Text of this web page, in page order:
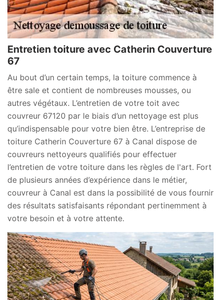
Entretien toiture avec Catherin Couverture
67
Au bout d’un certain temps, la toiture commence à
être sale et contient de nombreuses mousses, ou
autres végétaux. L’entretien de votre toit avec
couvreur 67120 par le biais d’un nettoyage est plus
qu’indispensable pour votre bien être. L’entreprise de
toiture Catherin Couverture 67 à Canal dispose de
couvreurs nettoyeurs qualifiés pour effectuer
l’entretien de votre toiture dans les règles de l'art. Fort
de plusieurs années d’expérience dans le métier,
couvreur à Canal est dans la possibilité de vous fournir
des résultats satisfaisants répondant pertinemment à
votre besoin et à votre attente.